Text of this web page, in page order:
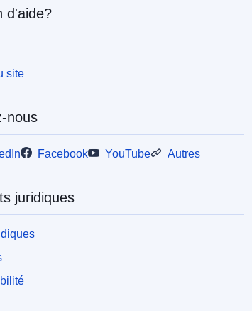
d'aide?
site
nous
Facebook YouTube Autres
juridiques